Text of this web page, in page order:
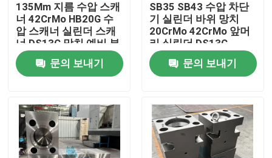
135Mm 지름 수압 스캐
너 42CrMo HB20G 수
압 스캐너 실린더 스캐
너 DS13C 망치 예비 부
품
문의 보내기
SB35 SB43 수압 차단
기 실린더 바위 망치
20CrMo 42CrMo 앞머
리 실린더 DS13C
문의 보내기